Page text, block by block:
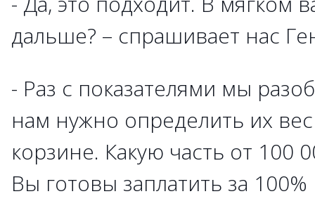
дальше? – спрашивает нас
- Раз с показателями мы
нам нужно определить их
корзине. Какую часть от 100
Вы готовы заплатить за